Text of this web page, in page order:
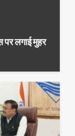
पर लगाई मुहर